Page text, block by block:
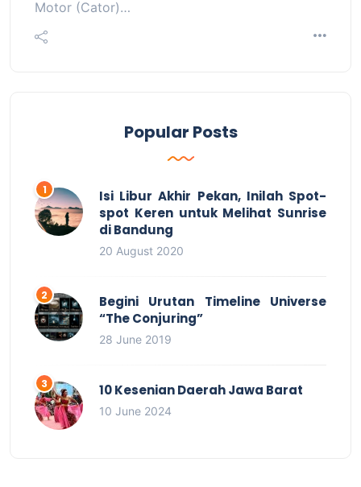
Motor (Cator)…
Popular Posts
Isi Libur Akhir Pekan, Inilah Spot-
spot Keren untuk Melihat Sunrise
di Bandung
20 August 2020
Begini Urutan Timeline Universe
“The Conjuring”
28 June 2019
10 Kesenian Daerah Jawa Barat
10 June 2024